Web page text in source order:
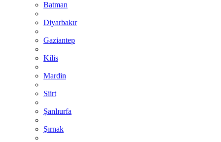
Batman
Diyarbakır
Gaziantep
Kilis
Mardin
Siirt
Şanlıurfa
Şırnak